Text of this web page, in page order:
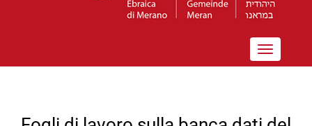
Toggle
navigation